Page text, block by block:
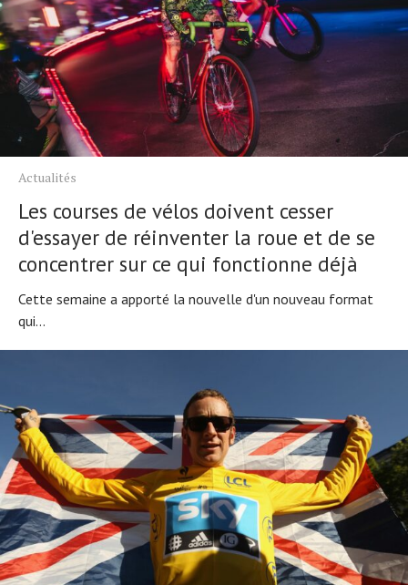
Actualités
Les courses de vélos doivent cesser
d'essayer de réinventer la roue et de se
concentrer sur ce qui fonctionne déjà
Cette semaine a apporté la nouvelle d'un nouveau format
qui...